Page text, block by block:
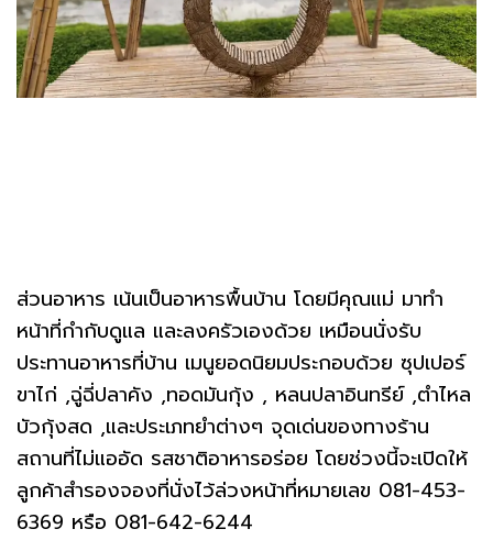
ส่วนอาหาร เน้นเป็นอาหารพื้นบ้าน โดยมีคุณแม่ มาทำ
หน้าที่กำกับดูแล และลงครัวเองด้วย เหมือนนั่งรับ
ประทานอาหารที่บ้าน เมนูยอดนิยมประกอบด้วย ซุปเปอร์
ขาไก่ ,ฉู่ฉี่ปลาคัง ,ทอดมันกุ้ง , หลนปลาอินทรีย์ ,ตำไหล
บัวกุ้งสด ,และประเภทยำต่างๆ จุดเด่นของทางร้าน
สถานที่ไม่แออัด รสชาติอาหารอร่อย โดยช่วงนี้จะเปิดให้
ลูกค้าสำรองจองที่นั่งไว้ล่วงหน้าที่หมายเลข 081-453-
6369 หรือ 081-642-6244